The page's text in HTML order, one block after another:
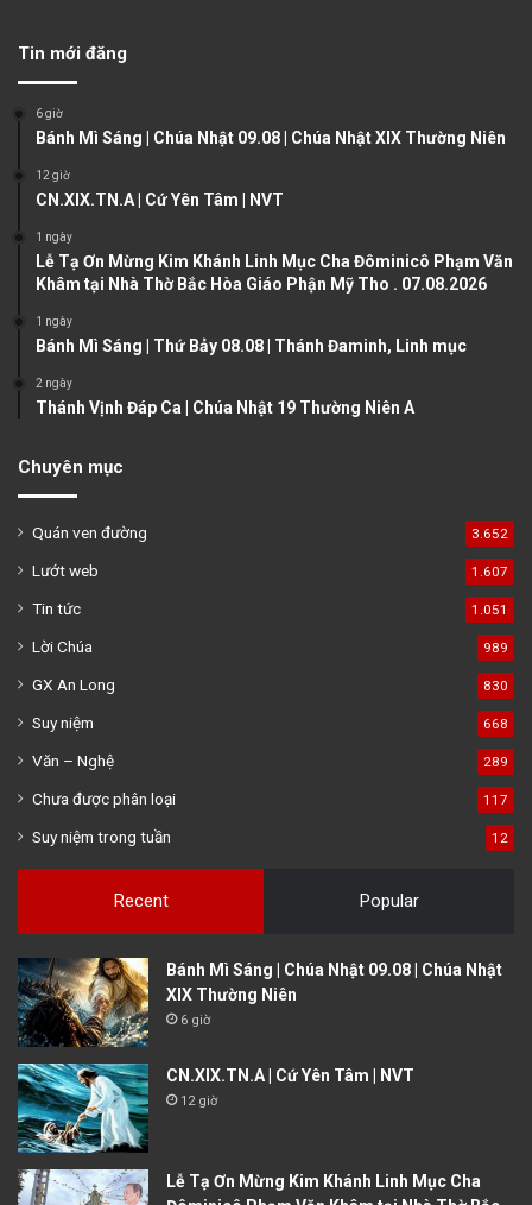
u
p
g
g
Tin mới đăng
6 giờ
Bánh Mì Sáng | Chúa Nhật 09.08 | Chúa Nhật XIX Thường Niên
12 giờ
CN.XIX.TN.A | Cứ Yên Tâm | NVT
1 ngày
Lễ Tạ Ơn Mừng Kim Khánh Linh Mục Cha Đôminicô Phạm Văn
Khâm tại Nhà Thờ Bắc Hòa Giáo Phận Mỹ Tho . 07.08.2026
1 ngày
Bánh Mì Sáng | Thứ Bảy 08.08 | Thánh Đaminh, Linh mục
2 ngày
Thánh Vịnh Đáp Ca | Chúa Nhật 19 Thường Niên A
Chuyên mục
Quán ven đường 3.652
Lướt web 1.607
Tin tức 1.051
Lời Chúa 989
GX An Long 830
Suy niệm 668
Văn – Nghệ 289
Chưa được phân loại 117
Suy niệm trong tuần 12
Recent Popular
Bánh Mì Sáng | Chúa Nhật 09.08 | Chúa Nhật
XIX Thường Niên
6 giờ
CN.XIX.TN.A | Cứ Yên Tâm | NVT
12 giờ
Lễ Tạ Ơn Mừng Kim Khánh Linh Mục Cha